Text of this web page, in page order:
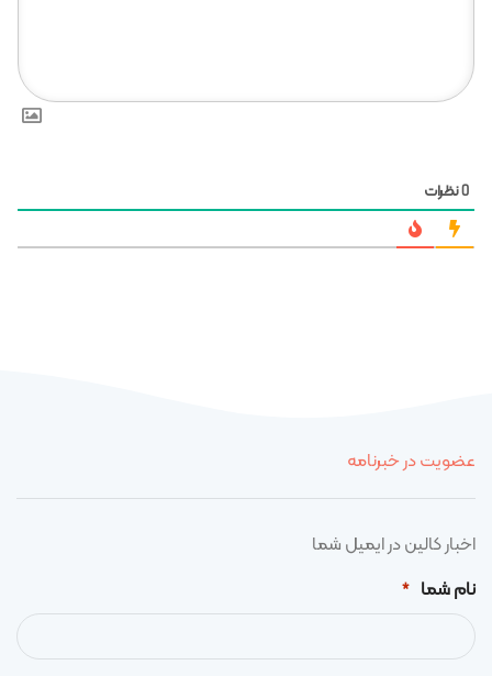
0نظرات
عضویت در خبرنامه
اخبار کالین در ایمیل شما
نام شما
*